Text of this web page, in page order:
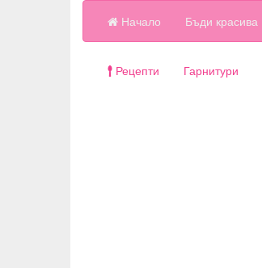
Начало Бъди красива
Рецепти Гарнитури